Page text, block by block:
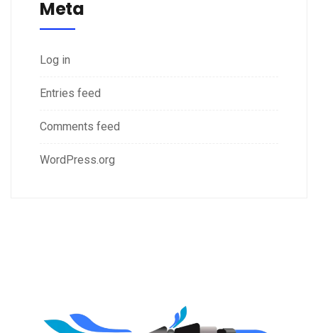
Meta
Log in
Entries feed
Comments feed
WordPress.org